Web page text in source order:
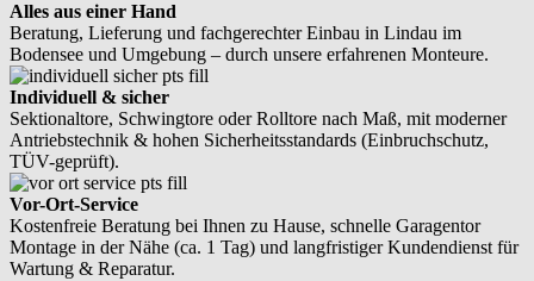
Alles aus einer Hand
Beratung, Lieferung und fachgerechter Einbau in Lindau im
Bodensee und Umgebung – durch unsere erfahrenen Monteure.
Individuell & sicher
Sektionaltore, Schwingtore oder Rolltore nach Maß, mit moderner
Antriebstechnik & hohen Sicherheitsstandards (Einbruchschutz,
TÜV-geprüft).
Vor-Ort-Service
Kostenfreie Beratung bei Ihnen zu Hause, schnelle Garagentor
Montage in der Nähe (ca. 1 Tag) und langfristiger Kundendienst für
Wartung & Reparatur.